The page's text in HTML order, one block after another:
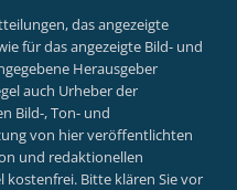
das angezeigte
für das angezeigte Bild- und
Herausgeber
auch Urheber der
Bild-, Ton- und
von hier veröffentlichten
und redaktionellen
kostenfrei. Bitte klären Sie vor